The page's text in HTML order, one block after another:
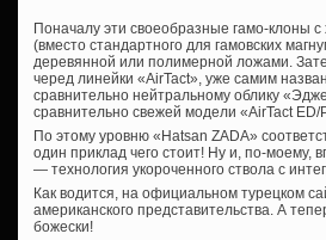
Поначалу эти своеобразные гамо-клоны
(вместо стандартного для гамовских
деревянной или полимерной ложами.
черед линейки «AirTact», уже самим
сравнительно нейтральному облику
сравнительно свежей модели «AirTact
По этому уровню «Hatsan ZADA»
один приклад чего стоит! Ну и, по-моему,
— технология укороченного ствола с
Как водится, на официальном турецком
американского представительства. А
божески!